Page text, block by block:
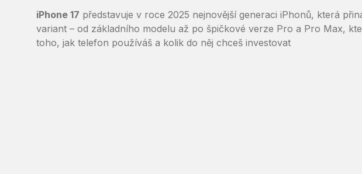
iPhone 17 představuje v roce 2025 nejnovější generaci iPhonů, která
variant – od základního modelu až po špičkové verze Pro a Pro Max,
toho, jak telefon používáš a kolik do něj chceš investovat